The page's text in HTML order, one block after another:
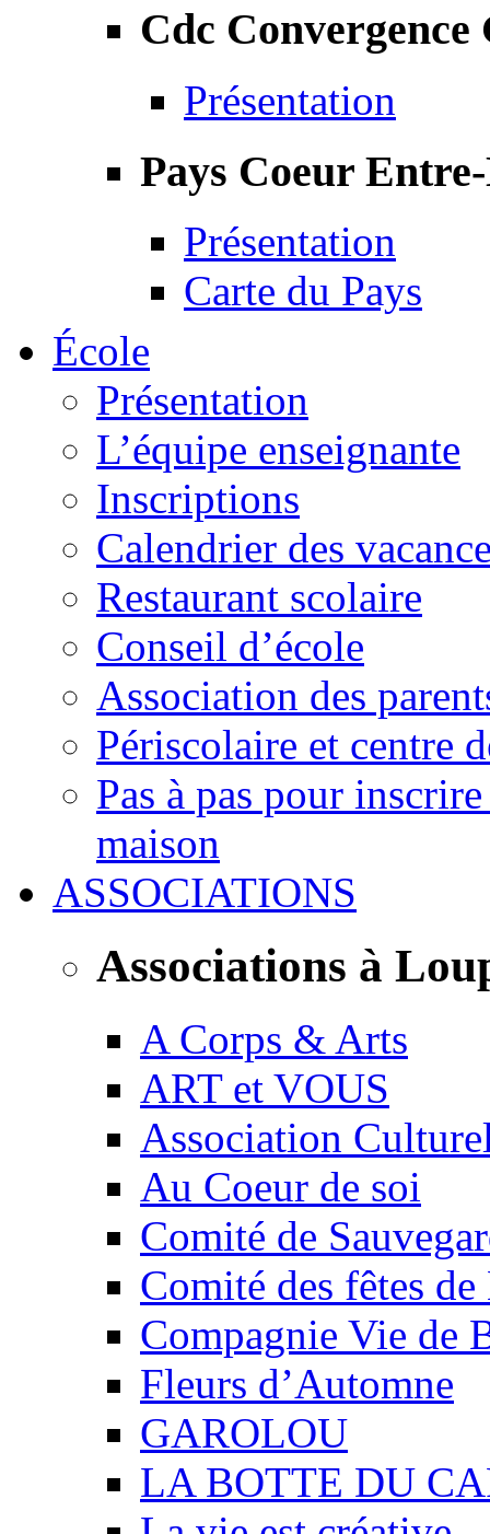
Cdc Convergence
Présentation
Pays Coeur
Présentation
Carte du Pays
École
Présentation
L’équipe enseignante
Inscriptions
Calendrier des
Restaurant scolaire
Conseil d’école
Association des
Périscolaire et centre
Pas à pas pour
maison
ASSOCIATIONS
Associations à
A Corps & Arts
ART et VOUS
Association
Au Coeur de soi
Comité de
Comité des fêtes
Compagnie Vie de
Fleurs d’Automne
GAROLOU
LA BOTTE DU